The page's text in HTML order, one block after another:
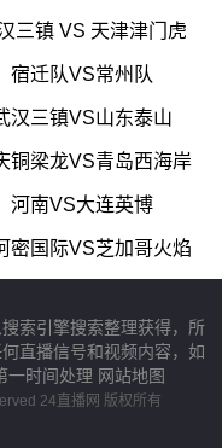
三镇 VS 天津津门虎
宿迁队VS常州队
汉三镇VS山东泰山
铜梁龙VS青岛西海岸
河南VS大连英博
密国际VS芝加哥火焰
索引擎搜索整理获得，所
直播信号和视频内容，如
一时间处理 网站地图
24直播网 版权所有